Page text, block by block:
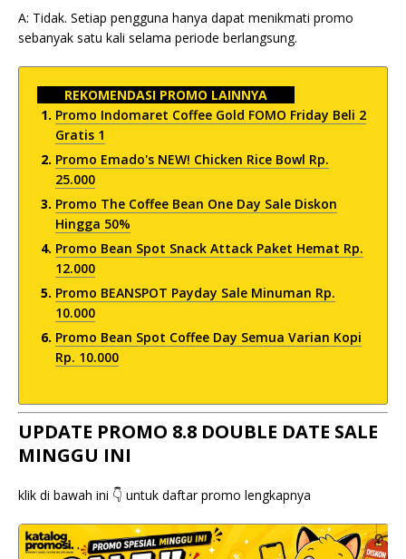
A: Tidak. Setiap pengguna hanya dapat menikmati promo
sebanyak satu kali selama periode berlangsung.
REKOMENDASI PROMO LAINNYA
Promo Indomaret Coffee Gold FOMO Friday Beli 2
Gratis 1
Promo Emado's NEW! Chicken Rice Bowl Rp.
25.000
Promo The Coffee Bean One Day Sale Diskon
Hingga 50%
Promo Bean Spot Snack Attack Paket Hemat Rp.
12.000
Promo BEANSPOT Payday Sale Minuman Rp.
10.000
Promo Bean Spot Coffee Day Semua Varian Kopi
Rp. 10.000
UPDATE PROMO 8.8 DOUBLE DATE SALE
MINGGU INI
klik di bawah ini 👇 untuk daftar promo lengkapnya